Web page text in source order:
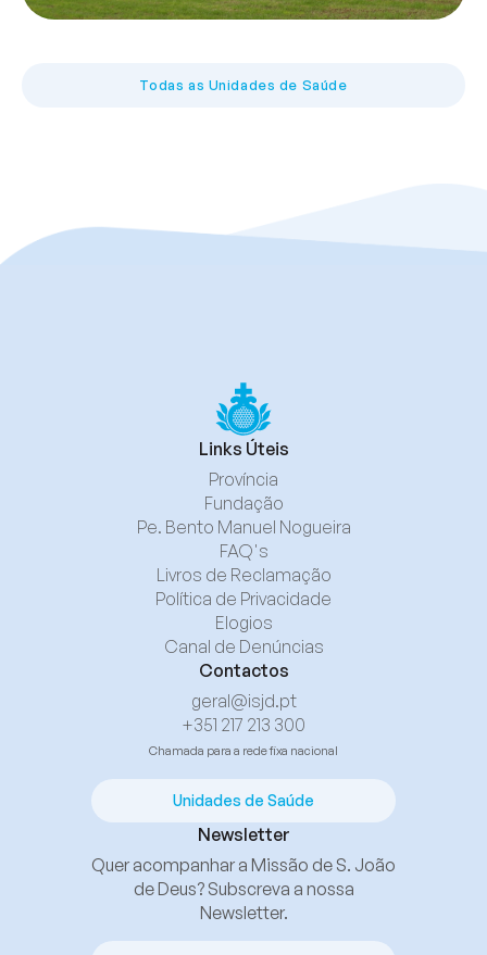
Todas as Unidades de Saúde
Links Úteis
Província
Fundação
Pe. Bento Manuel Nogueira
FAQ's
Livros de Reclamação
Política de Privacidade
Elogios
Canal de Denúncias
Contactos
geral@isjd.pt
+351 217 213 300
Chamada para a rede fixa nacional
Unidades de Saúde
Newsletter
Quer acompanhar a Missão de S. João
de Deus? Subscreva a nossa
Newsletter.